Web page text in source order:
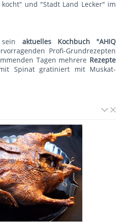
und "Stadt Land Lecker" im
sein aktuelles Kochbuch "AHIQ
Profi-Grundrezepten
Tagen mehrere Rezepte
Spinat gratiniert mit Muskat-